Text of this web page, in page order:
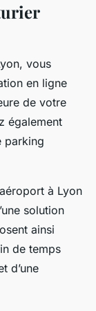
vous
en ligne
de votre
également
parking
à Lyon
solution
ainsi
de temps
d’une